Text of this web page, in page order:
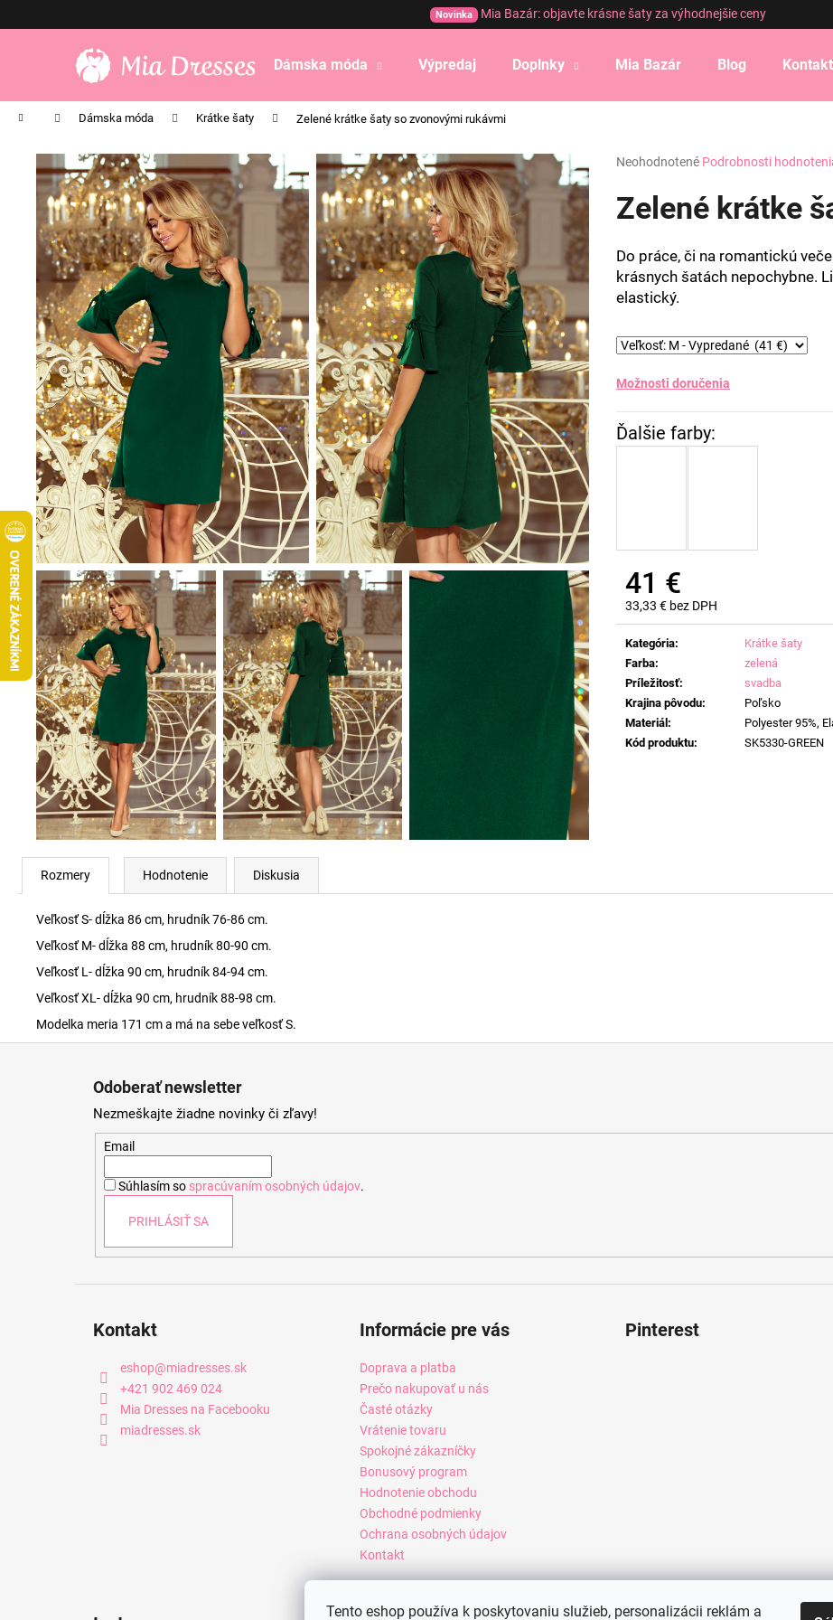
Tento eshop používa k poskytovaniu služieb, personalizácii reklám a
Novinka Mia Bazár: objavte krásne šaty za výhodnejšie ceny
Dámska móda Výpredaj Doplnky Mia Bazár Blog Kontakt
Domov Dámska móda Krátke šaty Zelené krátke šaty so zvonovými rukávmi
Priemerné
produktu
je
5
hviezdičiek.
Neohodnotené Podrobnosti
Zelené krátke
Do práce, či na romantickú
krásnych šatách nepochybne.
elastický.
Možnosti doručenia
41 €
33,33 € bez DPH
Jednotková
cena:
Kategória:
Krátke šaty
Farba:
zelená
Príležitosť:
svadba
Krajina pôvodu:
Poľsko
Materiál:
Polyester 95%,
Kód produktu: SK5330-GREEN
Rozmery Hodnotenie Diskusia
Veľkosť S- dĺžka 86 cm, hrudník 76-86 cm.
Veľkosť M- dĺžka 88 cm, hrudník 80-90 cm.
Veľkosť L- dĺžka 90 cm, hrudník 84-94 cm.
Veľkosť XL- dĺžka 90 cm, hrudník 88-98 cm.
Modelka meria 171 cm a má na sebe veľkosť S.
o
k
obchodu
obchodu
Čo potrebujete nájsť?
HĽADAŤ
Odporúčame
Odoberať newsletter
Nezmeškajte žiadne novinky či zľavy!
Email
Súhlasím so spracúvaním osobných údajov.
PRIHLÁSIŤ SA
Kontakt
eshop@miadresses.sk
+421 902 469 024
Mia Dresses na Facebooku
miadresses.sk
Informácie pre vás
Doprava a platba
Prečo nakupovať u nás
Časté otázky
Vrátenie tovaru
Spokojné zákazníčky
Bonusový program
Hodnotenie obchodu
Obchodné podmienky
Ochrana osobných údajov
Kontakt
Pinterest